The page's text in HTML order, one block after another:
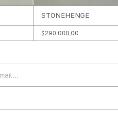
STONEHENGE
$290.000,00